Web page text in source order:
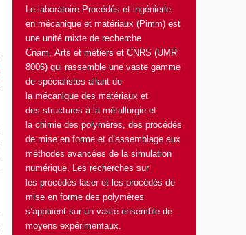
Le laboratoire Procédés et ingénierie
en mécanique et matériaux (Pimm) est
une unité mixte de recherche
Cnam, Arts et métiers et CNRS (UMR
8006) qui rassemble une vaste gamme
de spécialistes allant de
la mécanique des matériaux et
des structures à la métallurgie et
la chimie des polymères, des procédés
de mise en forme et d’assemblage aux
méthodes avancées de la simulation
numérique. Les recherches sur
les procédés laser et les procédés de
mise en forme des polymères
s’appuient sur un vaste ensemble de
moyens expérimentaux.